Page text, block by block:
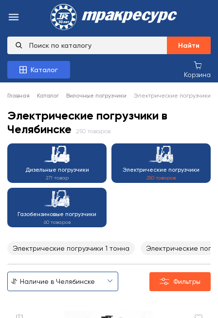
Найти
Каталог
Корзина
Главная Каталог Вилочные погрузчики Электрические погрузчики
Электрические погрузчики в
Челябинске
250 товаров
Дизельные погрузчики
271 товар
Электрические погрузчики
250 товаров
Газобензиновые погрузчики
60 товаров
Электрические погрузчики 1 тонна Электрические
Фильтры